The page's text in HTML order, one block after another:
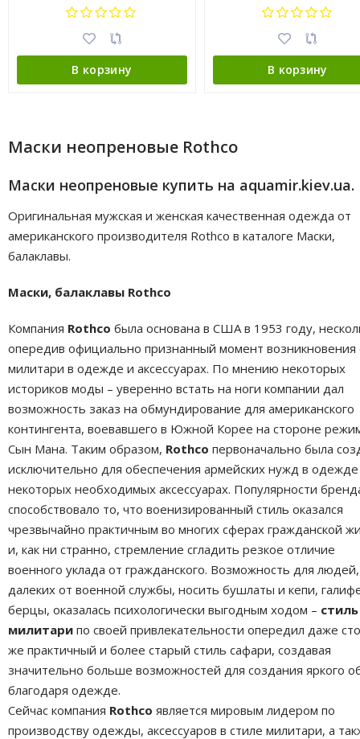
В корзину В корзину
Маски неопреновые Rothco
Маски неопреновые купить на aquamir.kiev.ua.
Оригинальная мужская и женская качественная одежда от
американского производителя Rothco в каталоге Маски,
балаклавы.
Маски, балаклавы Rothco
Компания Rothco была основана в США в 1953 году,
опередив официально признанный момент возникновения
милитари в одежде и аксессуарах. По мнению некоторых
историков моды – уверенно встать на ноги компании дал
возможность заказ на обмундирование для американского
контингента, воевавшего в Южной Корее на стороне
Сын Мана. Таким образом, Rothco первоначально была
исключительно для обеспечения армейских нужд в
некоторых необходимых аксессуарах. Популярности
способствовало то, что военизированный стиль оказался
чрезвычайно практичным во многих сферах гражданской
и, как ни странно, стремление сгладить резкое отличие
военного уклада от гражданского. Возможность для людей,
далеких от военной службы, носить бушлаты и кепи,
берцы, оказалась психологически выгодным ходом – стиль
милитари по своей привлекательности опередил даже
же практичный и более старый стиль сафари, создавая
значительно больше возможностей для создания яркого
благодаря одежде.
Сейчас компания Rothco является мировым лидером по
производству одежды, аксессуаров в стиле милитари, а